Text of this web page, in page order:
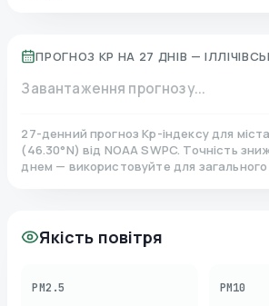
ПРОГНОЗ KP НА 27 ДНІВ —
Завантаження прогнозу...
27-денний прогноз Kp-індексу для міста
(46.30°N)від NOAA SWPC. Точність
днем — використовуйте для
Якість повітря
PM2.5 PM10